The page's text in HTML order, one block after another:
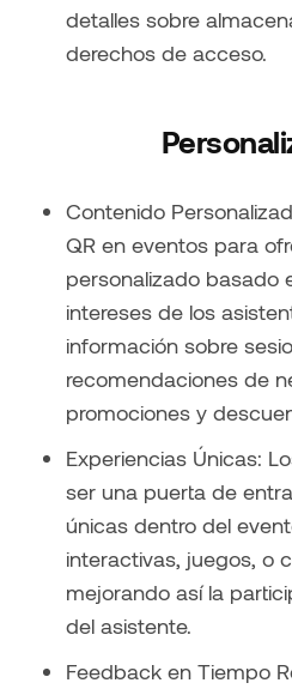
detalles sobre
derechos de acceso.
Contenido
QR en eventos para
personalizado basado
intereses de los
información sobre
recomendaciones de
promociones y
Experiencias Únicas:
ser una puerta de
únicas dentro del
interactivas, juegos, o
mejorando así la
del asistente.
Feedback en Tiempo